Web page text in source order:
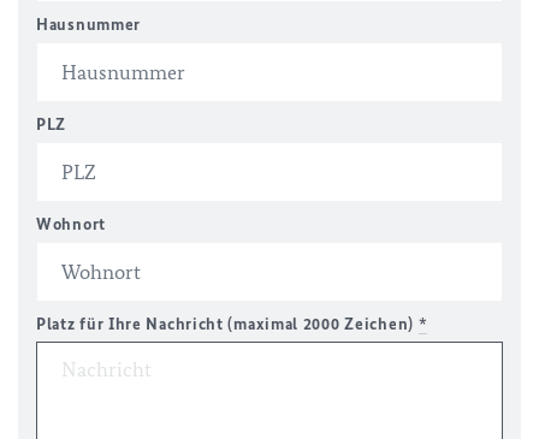
Hausnummer
PLZ
Wohnort
Platz für Ihre Nachricht (maximal 2000 Zeichen) *